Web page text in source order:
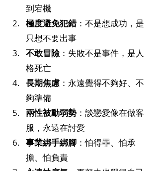
到宕機
極度避免犯錯：不是想成功，是
只想不要出事
不敢冒險：失敗不是事件，是人
格死亡
長期焦慮 ：永遠覺得不夠好、不
夠準備
兩性被動弱勢 ：談戀愛像在做客
服，永遠在討愛
事業綁手綁腳 ：怕得罪、怕承
擔、怕負責